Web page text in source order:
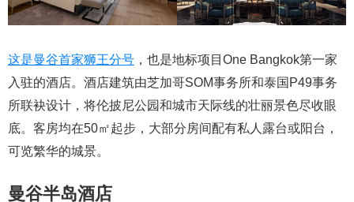
这是曼谷首家狮王分号 ，也是地标项目One Bangkok第一家
入驻的酒店。酒店建筑由芝加哥SOM事务所和泰国P49事务
所联袂设计，将伦披尼公园和城市天际线的壮丽景色尽收眼
底。客房均在50㎡起步，大部分房间配有私人露台或阳台，
可览繁华的城景。
曼谷半岛酒店